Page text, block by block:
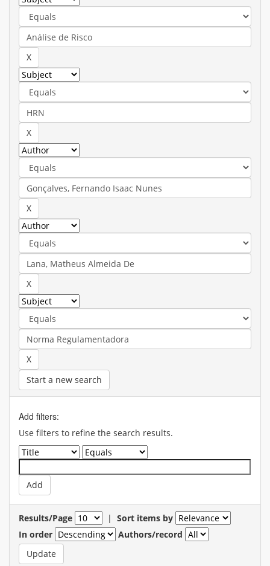
Start a new search
Add filters:
Use filters to refine the search results.
Results/Page | Sort items by
In order
Authors/record